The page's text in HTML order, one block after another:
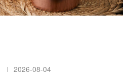
2026-08-04